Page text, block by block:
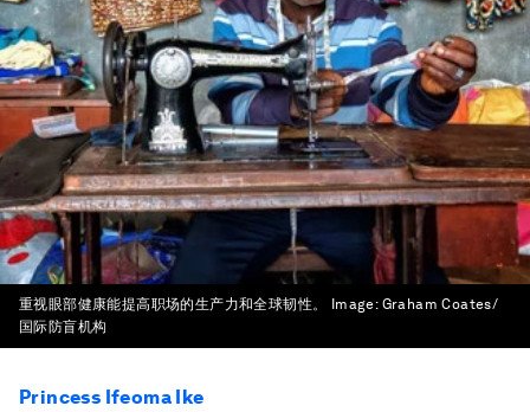
重视眼部健康能提高职场的生产力和全球韧性。 Image: Graham Coates/
国际防盲机构
Princess Ifeoma Ike